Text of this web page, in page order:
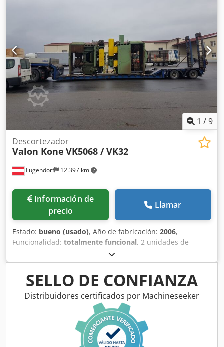
Componentes adicionales: Dispositivo de alimentación y
centrado EVP – disponible a partir de septiembre 2026
Desbastadora perfiladora VM50, 2 × 200 kW – disponible a
partir de septiembre 2026 Unidad perfiladora VMP450 F61,
4 × 110 kW – disponible a partir de septiembre 2026
1 /9
Lugendorf 12.397 km
Descortezador
Valon Kone VK5068 / VK32
Información de
precio
Llamar
Estado: bueno (usado), Año de fabricación: 2006,
Funcionalidad: totalmente funcional, 2 unidades de
máquinas descortezadoras: 1x VK5068 y 1x VK32 en
ESTADO IMPECABLE. VK 5068 diámetro de descortezado
100-680 mm / VK 32 100-820 mm. Máquina con tecnología
Air-Seal, que permite ajustar la presión de la cuchilla
durante el proceso de descortezado. Chodpfxjzfwlle Ab
SELLO DE CONFIANZA
Distribuidores certificados por Machineseeker